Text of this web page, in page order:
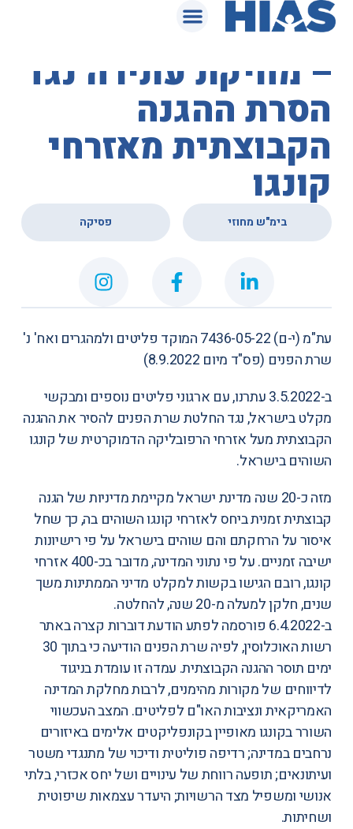
המאגר המשפטי
בית המשפט המחוזי
­– מחיקת עתירה נגד
הסרת ההגנה
הקבוצתית מאזרחי
קונגו
בימ"ש מחוזי פסיקה
עת"מ (י-ם) 7436-05-22
המוקד פליטים ולמהגרים ואח' נ'
שרת הפנים (פס"ד מיום 8.9.2022)
ב-3.5.2022 עתרנו, עם ארגוני פליטים נוספים ומבקשי
מקלט בישראל, נגד החלטת שרת הפנים להסיר את ההגנה
הקבוצתית מעל אזרחי הרפובליקה הדמוקרטית של קונגו
השוהים בישראל.
מזה כ-20 שנה מדינת ישראל מקיימת מדיניות של הגנה
קבוצתית זמנית ביחס לאזרחי קונגו השוהים בה, כך שחל
איסור על הרחקתם והם שוהים בישראל על פי רישיונות
ישיבה זמניים. על פי נתוני המדינה, מדובר בכ-400 אזרחי
קונגו, רובם הגישו בקשות למקלט מדיניהממתינות משך
שנים, חלקן למעלה מ-20 שנה, להחלטה
.
ב-6.4.2022
פורסמהלפתע הודעת דוברות קצרה באתר
רשות האוכלוסין, לפיה שרת הפנים הודיעה כי בתוך 30
ימים תוסר ההגנה הקבוצתית. עמדה זו עומדת בניגוד
לדיווחים של מקורות מהימנים, לרבותמחלקת המדינה
האמריקאיתונציבות האו"ם לפליטים. המצב העכשווי
השורר בקונגו מאופיין בקונפליקטים אלימים באיזורים
נרחבים במדינה; רדיפה פוליטית ודיכוי של מתנגדי משטר
ועיתונאים; תופעה רווחת של עינויים ושל יחס אכזרי, בלתי
אנושי ומשפיל מצד הרשויות; היעדר עצמאות שיפוטית
ושחיתות.